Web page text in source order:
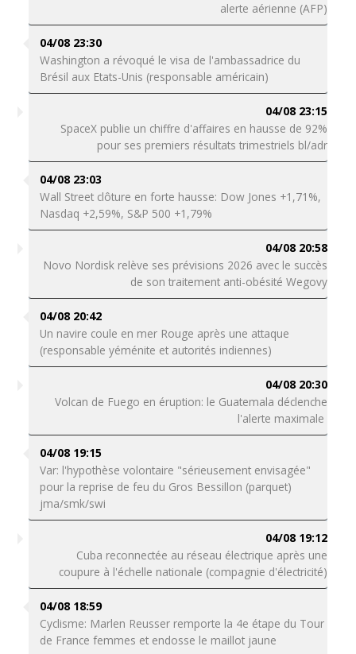
alerte aérienne (AFP)
04/08 23:30
Washington a révoqué le visa de l'ambassadrice du
Brésil aux Etats-Unis (responsable américain)
04/08 23:15
SpaceX publie un chiffre d'affaires en hausse de 92%
pour ses premiers résultats trimestriels bl/adr
04/08 23:03
Wall Street clôture en forte hausse: Dow Jones +1,71%,
Nasdaq +2,59%, S&P 500 +1,79%
04/08 20:58
Novo Nordisk relève ses prévisions 2026 avec le succès
de son traitement anti-obésité Wegovy
04/08 20:42
Un navire coule en mer Rouge après une attaque
(responsable yéménite et autorités indiennes)
04/08 20:30
Volcan de Fuego en éruption: le Guatemala déclenche
l'alerte maximale
04/08 19:15
Var: l'hypothèse volontaire "sérieusement envisagée"
pour la reprise de feu du Gros Bessillon (parquet)
jma/smk/swi
04/08 19:12
Cuba reconnectée au réseau électrique après une
coupure à l'échelle nationale (compagnie d'électricité)
04/08 18:59
Cyclisme: Marlen Reusser remporte la 4e étape du Tour
de France femmes et endosse le maillot jaune